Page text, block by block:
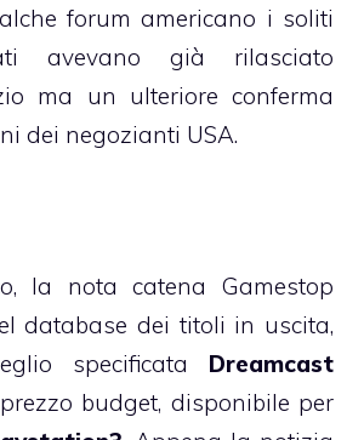
forum americano i soliti
avevano già rilasciato
ma un ulteriore conferma
dei negozianti USA.
la nota catena Gamestop
database dei titoli in uscita,
specificata Dreamcast
budget, disponibile per